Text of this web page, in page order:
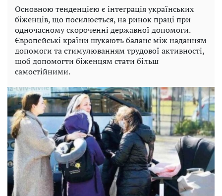
Основною тенденцією є інтеграція українських
біженців, що посилюється, на ринок праці при
одночасному скороченні державної допомоги.
Європейські країни шукають баланс між наданням
допомоги та стимулюванням трудової активності,
щоб допомогти біженцям стати більш
самостійними.